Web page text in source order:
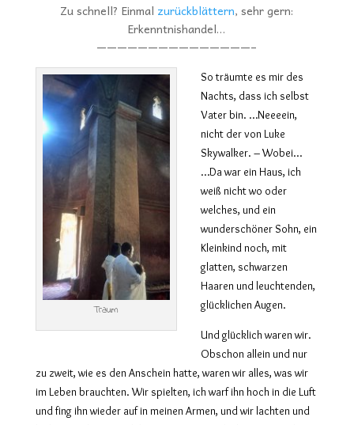
Zu schnell? Einmal zurückblättern, sehr gern:
Erkenntnishandel…
———————————————–
Traum
So träumte es mir des
Nachts, dass ich selbst
Vater bin. …Neeeein,
nicht der von Luke
Skywalker. – Wobei…
…Da war ein Haus, ich
weiß nicht wo oder
welches, und ein
wunderschöner Sohn, ein
Kleinkind noch, mit
glatten, schwarzen
Haaren und leuchtenden,
glücklichen Augen.
Und glücklich waren wir.
Obschon allein und nur
zu zweit, wie es den Anschein hatte, waren wir alles, was wir
im Leben brauchten. Wir spielten, ich warf ihn hoch in die Luft
und fing ihn wieder auf in meinen Armen, und wir lachten und